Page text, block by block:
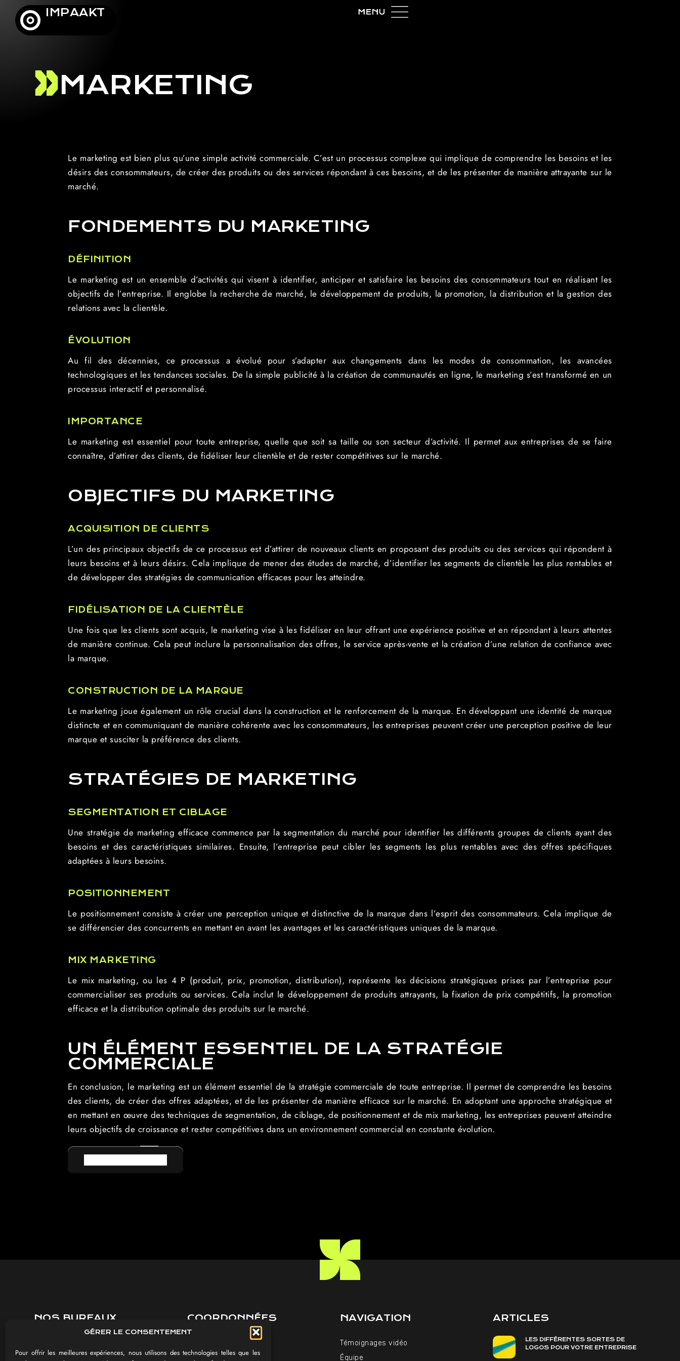
GÉRER LE CONSENTEMENT
Pour offrir les meilleures expériences, nous utilisons des technologies telles que les
IMPAAKT
MARKETING
Le marketing est bien plus qu’une simple activité commerciale. C’est un processus complexe qui implique de comprendre les besoins et les
désirs des consommateurs, de créer des produits ou des services répondant à ces besoins, et de les présenter de manière attrayante sur le
marché.
FONDEMENTS DU MARKETING
DÉFINITION
Le marketing est un ensemble d’activités qui visent à identifier, anticiper et satisfaire les besoins des consommateurs tout en réalisant les
objectifs de l’entreprise. Il englobe la recherche de marché, le développement de produits, la promotion, la distribution et la gestion des
relations avec la clientèle.
ÉVOLUTION
Au fil des décennies, ce processus a évolué pour s’adapter aux changements dans les modes de consommation, les avancées
technologiques et les tendances sociales. De la simple publicité à la création de communautés en ligne, le marketing s’est transformé en un
processus interactif et personnalisé.
IMPORTANCE
Le marketing est essentiel pour toute entreprise, quelle que soit sa taille ou son secteur d’activité. Il permet aux entreprises de se faire
connaître, d’attirer des clients, de fidéliser leur clientèle et de rester compétitives sur le marché.
OBJECTIFS DU MARKETING
ACQUISITION DE CLIENTS
L’un des principaux objectifs de ce processus est d’attirer de nouveaux clients en proposant des produits ou des services qui répondent à
leurs besoins et à leurs désirs. Cela implique de mener des études de marché, d’identifier les segments de clientèle les plus rentables et
de développer des stratégies de communication efficaces pour les atteindre.
FIDÉLISATION DE LA CLIENTÈLE
Une fois que les clients sont acquis, le marketing vise à les fidéliser en leur offrant une expérience positive et en répondant à leurs attentes
de manière continue. Cela peut inclure la personnalisation des offres, le service après-vente et la création d’une relation de confiance avec
la marque.
CONSTRUCTION DE LA MARQUE
Le marketing joue également un rôle crucial dans la construction et le renforcement de la marque. En développant une identité de marque
distincte et en communiquant de manière cohérente avec les consommateurs, les entreprises peuvent créer une perception positive de leur
marque et susciter la préférence des clients.
STRATÉGIES DE MARKETING
SEGMENTATION ET CIBLAGE
Une stratégie de marketing efficace commence par la segmentation du marché pour identifier les différents groupes de clients ayant des
besoins et des caractéristiques similaires. Ensuite, l’entreprise peut cibler les segments les plus rentables avec des offres spécifiques
adaptées à leurs besoins.
POSITIONNEMENT
Le positionnement consiste à créer une perception unique et distinctive de la marque dans l’esprit des consommateurs. Cela implique de
se différencier des concurrents en mettant en avant les avantages et les caractéristiques uniques de la marque.
MIX MARKETING
Le mix marketing, ou les 4 P (produit, prix, promotion, distribution), représente les décisions stratégiques prises par l’entreprise pour
commercialiser ses produits ou services. Cela inclut le développement de produits attrayants, la fixation de prix compétitifs, la promotion
efficace et la distribution optimale des produits sur le marché.
UN ÉLÉMENT ESSENTIEL DE LA STRATÉGIE
COMMERCIALE
En conclusion, le marketing est un élément essentiel de la stratégie commerciale de toute entreprise. Il permet de comprendre les besoins
des clients, de créer des offres adaptées, et de les présenter de manière efficace sur le marché. En adoptant une approche stratégique et
en mettant en œuvre des techniques de segmentation, de ciblage, de positionnement et de mix marketing, les entreprises peuvent atteindre
leurs objectifs de croissance et rester compétitives dans un environnement commercial en constante évolution.
NOS BUREAUX
51430 BEZANNES
COORDONNÉES
contact@impaakt.fr
NAVIGATION
Témoignages vidéo
Équipe
ARTICLES
LES DIFFÉRENTES SORTES DE
LOGOS POUR VOTRE ENTREPRISE